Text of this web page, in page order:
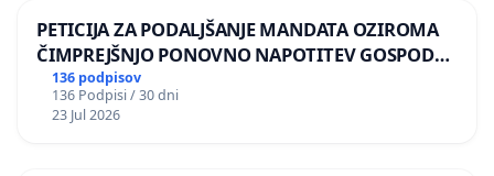
PETICIJA ZA PODALJŠANJE MANDATA OZIROMA
ČIMPREJŠNJO PONOVNO NAPOTITEV GOSPODA
BERNARDA ŠRAJNERJA NA VELEPOSLANIŠTVO
REPUBLIKE SLOVENIJE V MOSKVI
136 podpisov
136 Podpisi / 30 dni
23 Jul 2026